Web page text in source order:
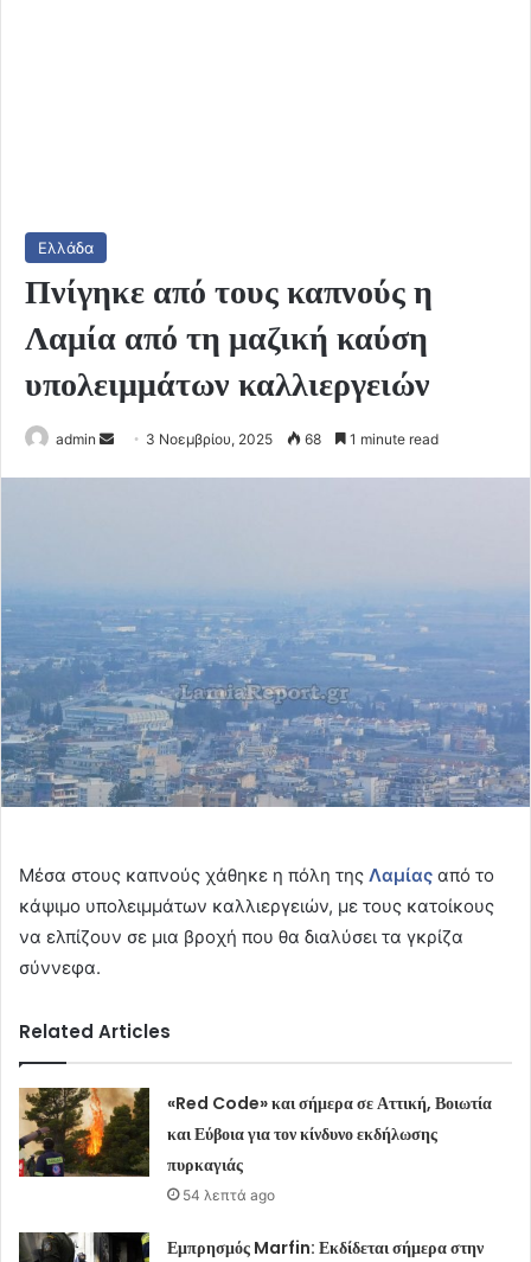
Ελλάδα
Πνίγηκε από τους καπνούς η
Λαμία από τη μαζική καύση
υπολειμμάτων καλλιεργειών
admin
Send 3 Νοεμβρίου, 2025 68 1 minute read
Μέσα στους καπνούς χάθηκε η πόλη της Λαμίας από το
κάψιμο υπολειμμάτων καλλιεργειών, με τους κατοίκους
να ελπίζουν σε μια βροχή που θα διαλύσει τα γκρίζα
σύννεφα.
Related Articles
«Red Code» και σήμερα σε Αττική, Βοιωτία
και Εύβοια για τον κίνδυνο εκδήλωσης
πυρκαγιάς
54 λεπτά ago
Εμπρησμός Marfin: Εκδίδεται σήμερα στην